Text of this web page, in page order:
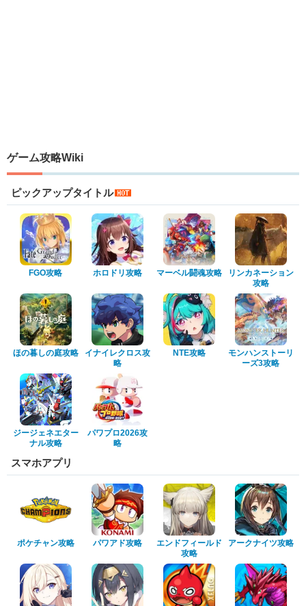
ゲーム攻略Wiki
ピックアップタイトル
FGO攻略 ホロドリ攻略 マーベル闘魂攻略
リンカネーション
攻略
ほの暮しの庭攻略
イナイレクロス攻
略
NTE攻略
モンハンストーリ
ーズ3攻略
ジージェネエター
ナル攻略
パワプロ2026攻
略
スマホアプリ
ポケチャン攻略 パワアド攻略
エンドフィールド
攻略
アークナイツ攻略